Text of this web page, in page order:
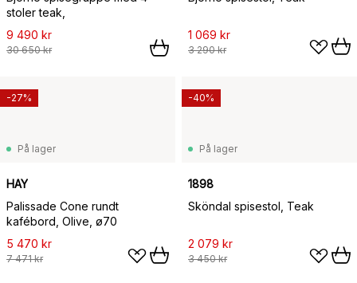
stoler teak,
9 490 kr
30 650 kr
1 069 kr
3 290 kr
På lager
HAY
Palissade Cone rundt
kafébord, Olive, ø70
5 470 kr
7 471 kr
-27%
På lager
1898
Sköndal spisestol, Teak
2 079 kr
3 450 kr
-40%